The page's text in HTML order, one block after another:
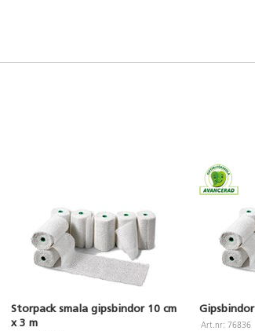
Storpack smala gipsbindor 10 cm
x 3 m
Art.nr: 76836